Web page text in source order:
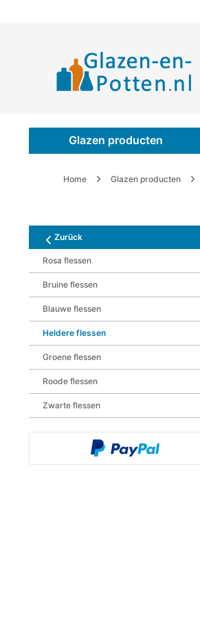
Glazen producten
Home Glazen producten
Zurück
Rosa flessen
Bruine flessen
Blauwe flessen
Heldere flessen
Groene flessen
Roode flessen
Zwarte flessen